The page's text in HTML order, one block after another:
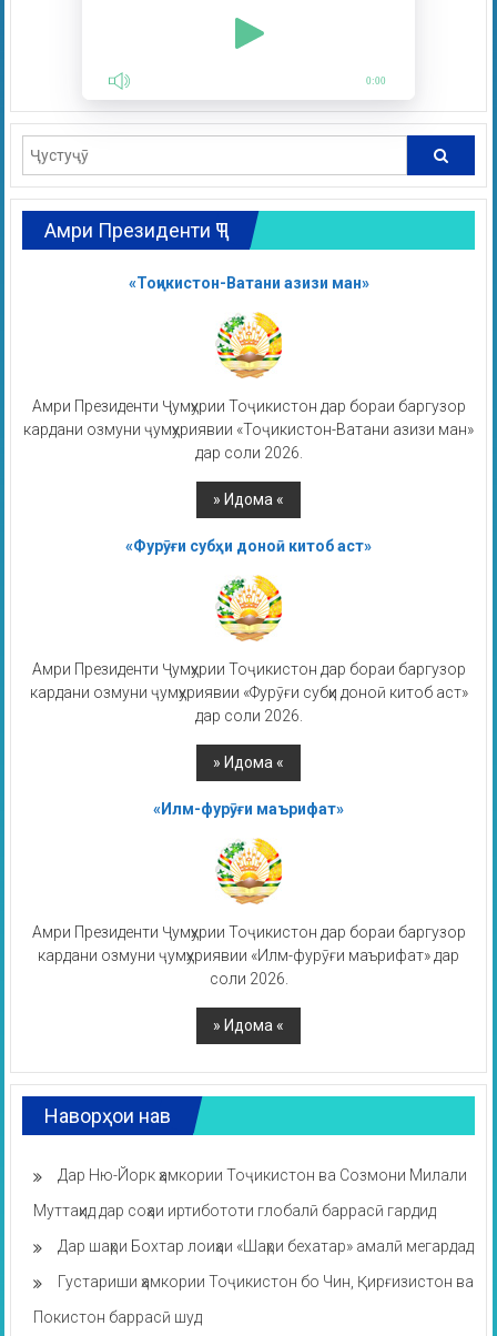
0:00
Амри Президенти ҶТ
«Тоҷикистон-Ватани азизи ман»
Амри Президенти Ҷумҳурии Тоҷикистон дар бораи баргузор
кардани озмуни ҷумҳуриявии «Тоҷикистон-Ватани азизи ман»
дар соли 2026.
«Фурӯғи субҳи доноӣ китоб аст»
Амри Президенти Ҷумҳурии Тоҷикистон дар бораи баргузор
кардани озмуни ҷумҳуриявии «Фурӯғи субҳи доноӣ китоб аст»
дар соли 2026.
«Илм-фурӯғи маърифат»
Амри Президенти Ҷумҳурии Тоҷикистон дар бораи баргузор
кардани озмуни ҷумҳуриявии «Илм-фурӯғи маърифат» дар
соли 2026.
Наворҳои нав
Дар Ню-Йорк ҳамкории Тоҷикистон ва Созмони Милали
Муттаҳид дар соҳаи иртибототи глобалӣ баррасӣ гардид
Дар шаҳри Бохтар лоиҳаи «Шаҳри бехатар» амалӣ мегардад
Густариши ҳамкории Тоҷикистон бо Чин, Қирғизистон ва
Покистон баррасӣ шуд